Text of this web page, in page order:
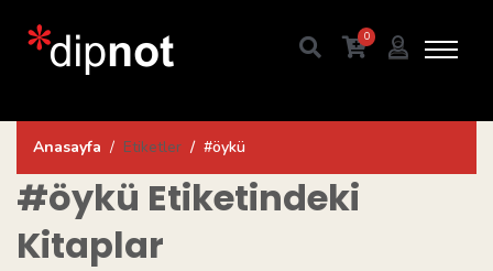
0
Anasayfa Etiketler #öykü
#öykü Etiketindeki
Kitaplar